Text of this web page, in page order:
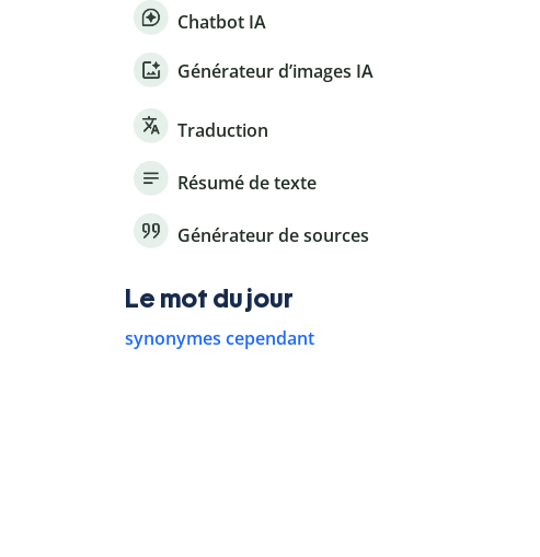
Chatbot IA
Générateur d’images IA
Traduction
Résumé de texte
Générateur de sources
Le mot du jour
synonymes cependant